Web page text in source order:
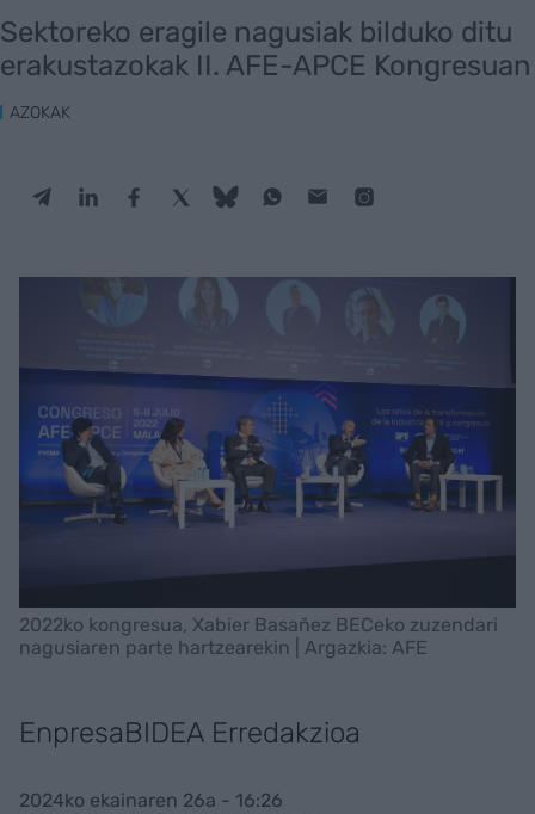
Sektoreko eragile nagusiak bilduko ditu
erakustazokak II. AFE-APCE Kongresuan
AZOKAK
2022ko kongresua, Xabier Basañez BECeko zuzendari
nagusiaren parte hartzearekin | Argazkia: AFE
EnpresaBIDEA Erredakzioa
2024ko ekainaren 26a - 16:26